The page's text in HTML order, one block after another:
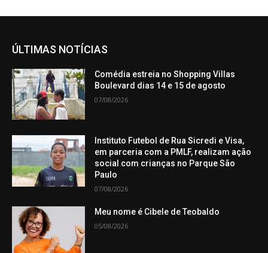
ÚLTIMAS NOTÍCIAS
Comédia estreia no Shopping Villas
Boulevard dias 14 e 15 de agosto
07/08/2026
Instituto Futebol de Rua Sicredi e Visa,
em parceria com a PMLF, realizam ação
social com crianças no Parque São
Paulo
07/08/2026
Meu nome é Cibele de Teobaldo
05/08/2026